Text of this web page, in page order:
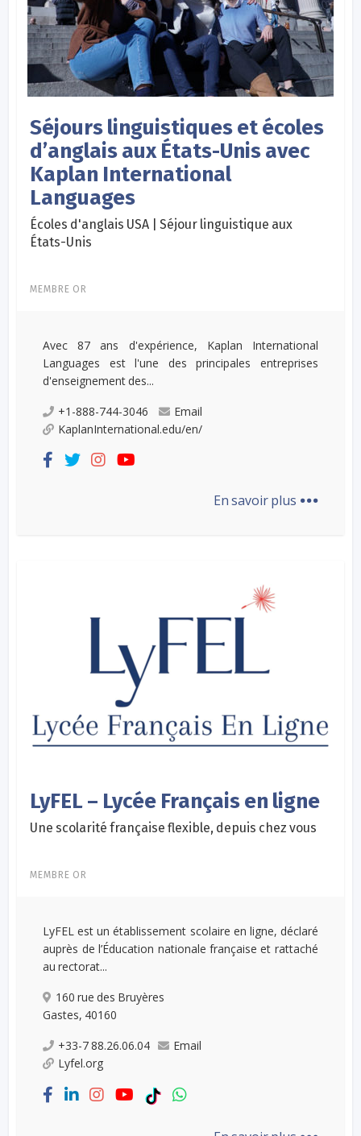
Séjours linguistiques et écoles
d’anglais aux États-Unis avec
Kaplan International
Languages
Écoles d'anglais USA | Séjour linguistique aux
États-Unis
MEMBRE OR
Avec 87 ans d'expérience, Kaplan International
Languages est l'une des principales entreprises
d'enseignement des...
+1-888-744-3046
Email
KaplanInternational.edu/en/
En savoir plus ...
LyFEL – Lycée Français en ligne
Une scolarité française flexible, depuis chez vous
MEMBRE OR
LyFEL est un établissement scolaire en ligne, déclaré
auprès de l’Éducation nationale française et rattaché
au rectorat...
160 rue des Bruyères
Gastes, 40160
+33-7 88.26.06.04
Email
Lyfel.org
...